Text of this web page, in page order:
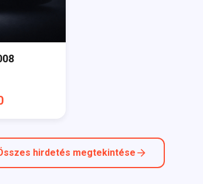
hirdetés megtekintése